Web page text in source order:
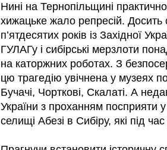
Нині на Тернопільщині
хижацьке жало репресій.
п’ятдесятих років із Західної
ГУЛАГу і сибірські мерзлоти
на каторжних роботах. З
цю трагедію увічнена у музеях
Бучачі, Чорткові, Скалаті. А
України з проханням посприяти
селищі Абезі в Сибіру, які під